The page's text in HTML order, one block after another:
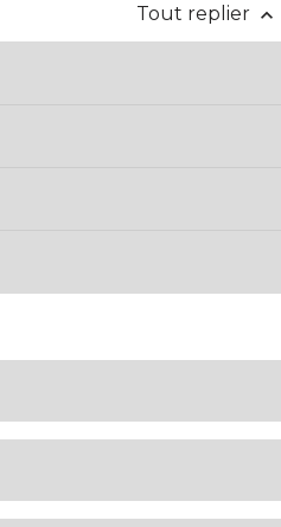
Tout replier keyboard_arrow_up